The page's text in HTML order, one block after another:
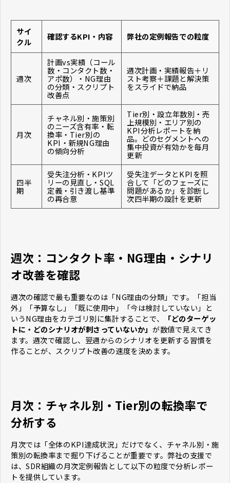
サイ
クル
確認するKPI・内容 弊社の定例報告での粒度
週次
計画vs実績（コール
数・コンタクト数・
アポ数）・NG理由
の分類・スクリプト
改善点
週次計画・実績報告＋リ
スト考察＋課題と解決策
をスライドで納品
月次
チャネル別・施策別
のニーズ含有率・転
換率・Tier別の
KPI・新規NG理由
の傾向分析
Tier別・設立年数別・売
上規模別・エリア別の
KPI分析レポートを納
品。どのセグメントへの
集中投資が有効かを毎月
更新
四半
期
受失注分析・KPIツ
リーの見直し・SQL
定義・引き渡し基準
の再合意
受失注データとKPIを照
合して「どのフェーズに
問題があるか」を診断し
次四半期の設計を更新
週次：コンタクト率・NG理由・シナリ
オ改善を確認
週次の確認で最も重要なのは「NG理由の分類」です。「担当
外」「予算なし」「既に使用中」「今は検討していない」と
いうNG理由をカテゴリ別に集計することで、
「どのターゲッ
トに・どのシナリオが刺さっていないか」 が数値で見えてき
ます。週次で確認し、翌週からのシナリオを更新する習慣を
作ることが、スクリプト改善の速度を決めます。
月次：チャネル別・Tier別の転換率で
分析する
月次では「全体のKPI達成状況」だけでなく、チャネル別・施
策別の転換率まで掘り下げることが重要です。弊社の支援で
は、SDR組織の月次定例報告として以下の粒度で分析レポー
トを提供しています。